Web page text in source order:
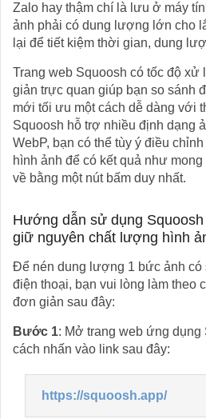
Zalo hay thậm chí là lưu ở máy
ảnh phải có dung lượng lớn cho
lại để tiết kiệm thời gian, dung
Trang web Squoosh có tốc độ xử
giản trực quan giúp bạn so sánh
mới tối ưu một cách dễ dàng với
Squoosh hỗ trợ nhiều định dạng
WebP, bạn có thể tùy ý điều
hình ảnh để có kết quả như
về bằng một nút bấm duy nhất.
Hướng dẫn sử dụng
giữ nguyên chất lượng hình
Để nén dung lượng 1 bức ảnh có
điện thoại, bạn vui lòng làm theo
đơn giản sau đây:
Bước 1: Mở trang web ứng dụng
cách nhấn vào link sau đây:
https://squoosh.app/